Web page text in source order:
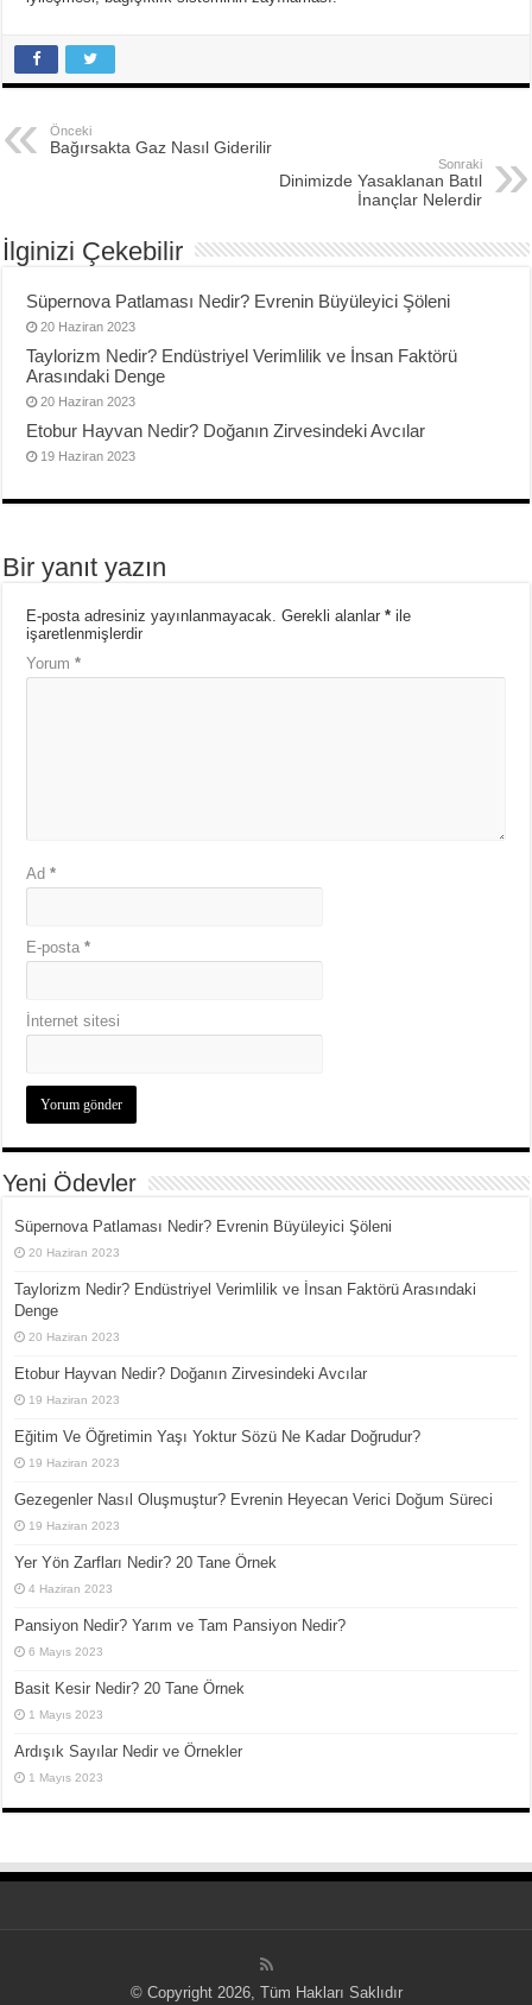
Önceki
Bağırsakta Gaz Nasıl Giderilir
Sonraki
Dinimizde Yasaklanan Batıl
İnançlar Nelerdir
İlginizi Çekebilir
Süpernova Patlaması Nedir? Evrenin Büyüleyici Şöleni
20 Haziran 2023
Taylorizm Nedir? Endüstriyel Verimlilik ve İnsan Faktörü
Arasındaki Denge
20 Haziran 2023
Etobur Hayvan Nedir? Doğanın Zirvesindeki Avcılar
19 Haziran 2023
Bir yanıt yazın
E-posta adresiniz yayınlanmayacak. Gerekli alanlar* ile
işaretlenmişlerdir
Yorum*
Ad*
E-posta*
İnternet sitesi
Yeni Ödevler
Süpernova Patlaması Nedir? Evrenin Büyüleyici Şöleni
20 Haziran 2023
Taylorizm Nedir? Endüstriyel Verimlilik ve İnsan Faktörü Arasındaki
Denge
20 Haziran 2023
Etobur Hayvan Nedir? Doğanın Zirvesindeki Avcılar
19 Haziran 2023
Eğitim Ve Öğretimin Yaşı Yoktur Sözü Ne Kadar Doğrudur?
19 Haziran 2023
Gezegenler Nasıl Oluşmuştur? Evrenin Heyecan Verici Doğum Süreci
19 Haziran 2023
Yer Yön Zarfları Nedir? 20 Tane Örnek
4 Haziran 2023
Pansiyon Nedir? Yarım ve Tam Pansiyon Nedir?
6 Mayıs 2023
Basit Kesir Nedir? 20 Tane Örnek
1 Mayıs 2023
Ardışık Sayılar Nedir ve Örnekler
1 Mayıs 2023
© Copyright 2026, Tüm Hakları Saklıdır